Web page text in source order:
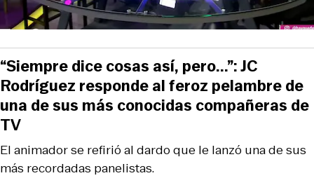
El animador se refirió al dardo que le lanzó una de sus
más recordadas panelistas.
“Siempre dice cosas así, pero...”: JC
Rodríguez responde al feroz pelambre de
una de sus más conocidas compañeras de
TV